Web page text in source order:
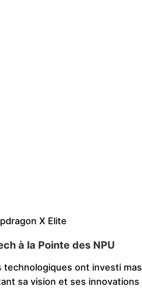
X Elite
à la Pointe des NPU
technologiques ont investi
sa vision et ses innovations